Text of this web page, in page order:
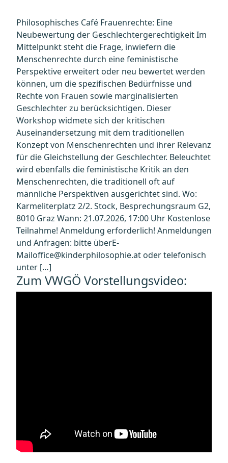
Philosophisches Café Frauenrechte: Eine
Neubewertung der Geschlechtergerechtigkeit Im
Mittelpunkt steht die Frage, inwiefern die
Menschenrechte durch eine feministische
Perspektive erweitert oder neu bewertet werden
können, um die spezifischen Bedürfnisse und
Rechte von Frauen sowie marginalisierten
Geschlechter zu berücksichtigen. Dieser
Workshop widmete sich der kritischen
Auseinandersetzung mit dem traditionellen
Konzept von Menschenrechten und ihrer Relevanz
für die Gleichstellung der Geschlechter. Beleuchtet
wird ebenfalls die feministische Kritik an den
Menschenrechten, die traditionell oft auf
männliche Perspektiven ausgerichtet sind. Wo:
Karmeliterplatz 2/2. Stock, Besprechungsraum G2,
8010 Graz Wann: 21.07.2026, 17:00 Uhr Kostenlose
Teilnahme! Anmeldung erforderlich! Anmeldungen
und Anfragen: bitte überE-
Mailoffice@kinderphilosophie.at oder telefonisch
unter […]
Zum VWGÖ Vorstellungsvideo: